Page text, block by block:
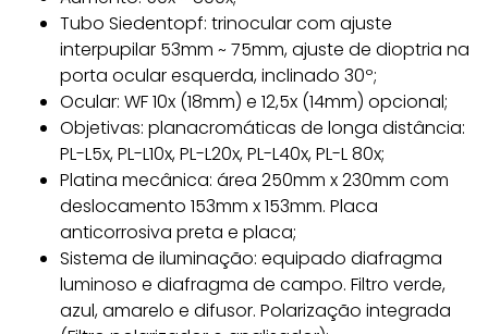
Tubo Siedentopf: trinocular com ajuste
interpupilar 53mm ~ 75mm, ajuste de dioptria na
porta ocular esquerda, inclinado 30º;
Ocular: WF 10x (18mm) e 12,5x (14mm) opcional;
Objetivas: planacromáticas de longa distância:
PL-L5x, PL-L10x, PL-L20x, PL-L40x, PL-L 80x;
Platina mecânica: área 250mm x 230mm com
deslocamento 153mm x 153mm. Placa
anticorrosiva preta e placa;
Sistema de iluminação: equipado diafragma
luminoso e diafragma de campo. Filtro verde,
azul, amarelo e difusor. Polarização integrada